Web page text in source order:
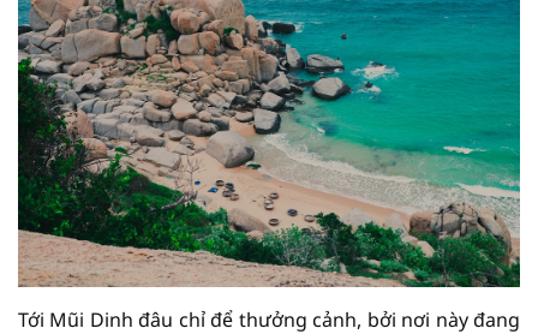
Tới Mũi Dinh đâu chỉ để thưởng cảnh, bởi nơi này đang